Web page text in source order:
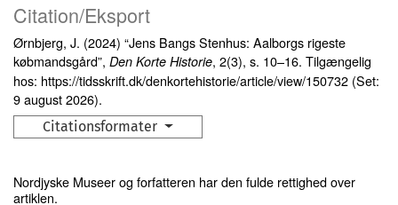
Citation/Eksport
Ørnbjerg, J. (2024) “Jens Bangs Stenhus: Aalborgs rigeste
købmandsgård”, Den Korte Historie, 2(3), s. 10–16. Tilgængelig
hos: https://tidsskrift.dk/denkortehistorie/article/view/150732 (Set:
9 august 2026).
Citationsformater
Nordjyske Museer og forfatteren har den fulde rettighed over
artiklen.